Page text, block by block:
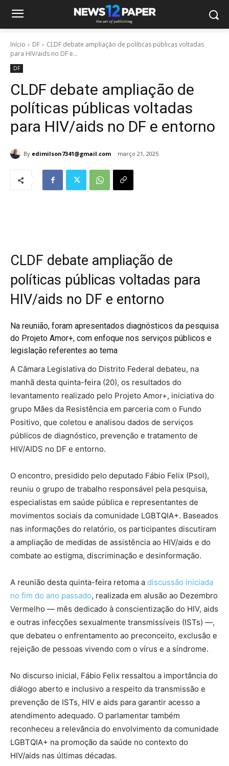
Início DF
CLDF debate ampliação de políticas públicas voltadas
para HIV/aids no DF e...
DF
CLDF debate ampliação de
políticas públicas voltadas
para HIV/aids no DF e entorno
By edimilson7341@gmail.com março 21, 2025
CLDF debate ampliação de
políticas públicas voltadas para
HIV/aids no DF e entorno
Na reunião, foram apresentados diagnósticos da pesquisa
do Projeto Amor+, com enfoque nos serviços públicos e
legislação referentes ao tema
A Câmara Legislativa do Distrito Federal debateu, na
manhã desta quinta-feira (20), os resultados do
levantamento realizado pelo Projeto Amor+, iniciativa do
grupo Mães da Resistência em parceria com o Fundo
Positivo, que coletou e analisou dados de serviços
públicos de diagnóstico, prevenção e tratamento de
HIV/AIDS no DF e entorno.
O encontro, presidido pelo deputado Fábio Felix (Psol),
reuniu o grupo de trabalho responsável pela pesquisa,
especialistas em saúde pública e representantes de
movimentos sociais da comunidade LGBTQIA+. Baseados
nas informações do relatório, os participantes discutiram
a ampliação de medidas de assistência ao HIV/aids e do
combate ao estigma, discriminação e desinformação.
A reunião desta quinta-feira retoma a discussão iniciada
no fim do ano passado, realizada em alusão ao Dezembro
Vermelho — mês dedicado à conscientização do HIV, aids
e outras infecções sexualmente transmissíveis (ISTs) —,
que debateu o enfrentamento ao preconceito, exclusão e
rejeição de pessoas vivendo com o vírus e a síndrome.
No discurso inicial, Fábio Felix ressaltou a importância do
diálogo aberto e inclusivo a respeito da transmissão e
prevenção de ISTs, HIV e aids para garantir acesso a
atendimento adequado. O parlamentar também
reconheceu a relevância do envolvimento da comunidade
LGBTQIA+ na promoção da saúde no contexto do
HIV/aids nas últimas décadas.